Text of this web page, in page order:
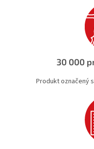
30 000
Produkt označený